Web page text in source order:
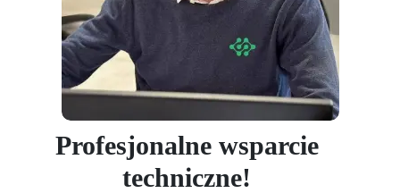
Profesjonalne wsparcie
techniczne!